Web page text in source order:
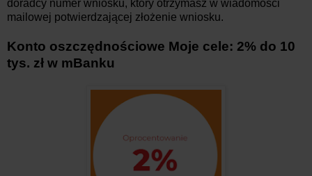
doradcy numer wniosku, który otrzymasz w wiadomości
mailowej potwierdzającej złożenie wniosku.
Konto oszczędnościowe Moje cele: 2% do 10
tys. zł w mBanku